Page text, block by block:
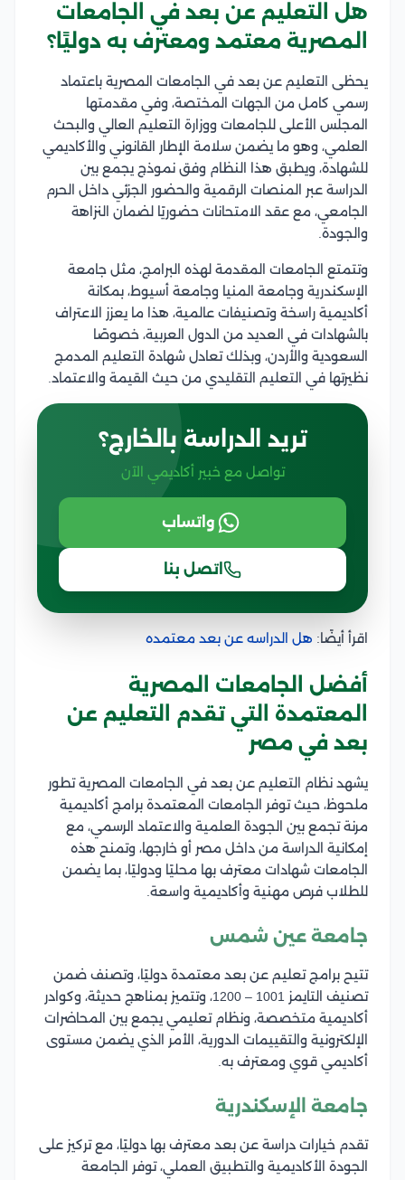
هل التعليم عن بعد في الجامعات
المصرية معتمد ومعترف به دوليًا؟
يحظى التعليم عن بعد في الجامعات المصرية باعتماد
رسمي كامل من الجهات المختصة، وفي مقدمتها
المجلس الأعلى للجامعات ووزارة التعليم العالي والبحث
العلمي، وهو ما يضمن سلامة الإطار القانوني والأكاديمي
للشهادة، ويطبق هذا النظام وفق نموذج يجمع بين
الدراسة عبر المنصات الرقمية والحضور الجزئي داخل الحرم
الجامعي، مع عقد الامتحانات حضوريًا لضمان النزاهة
والجودة.
وتتمتع الجامعات المقدمة لهذه البرامج، مثل جامعة
الإسكندرية وجامعة المنيا وجامعة أسيوط، بمكانة
أكاديمية راسخة وتصنيفات عالمية، هذا ما يعزز الاعتراف
بالشهادات في العديد من الدول العربية، خصوصًا
السعودية والأردن، وبذلك تعادل شهادة التعليم المدمج
نظيرتها في التعليم التقليدي من حيث القيمة والاعتماد.
تريد الدراسة بالخارج؟
تواصل مع خبير أكاديمي الآن
واتساب
اتصل بنا
اقرأ أيضًا: هل الدراسه عن بعد معتمده
أفضل الجامعات المصرية
المعتمدة التي تقدم التعليم عن
بعد في مصر
يشهد نظام التعليم عن بعد في الجامعات المصرية تطور
ملحوظ، حيث توفر الجامعات المعتمدة برامج أكاديمية
مرنة تجمع بين الجودة العلمية والاعتماد الرسمي، مع
إمكانية الدراسة من داخل مصر أو خارجها، وتمنح هذه
الجامعات شهادات معترف بها محليًا ودوليًا، بما يضمن
للطلاب فرص مهنية وأكاديمية واسعة.
جامعة عين شمس
تتيح برامج تعليم عن بعد معتمدة دوليًا، وتصنف ضمن
تصنيف التايمز 1001 – 1200، وتتميز بمناهج حديثة، وكوادر
أكاديمية متخصصة، ونظام تعليمي يجمع بين المحاضرات
الإلكترونية والتقييمات الدورية، الأمر الذي يضمن مستوى
أكاديمي قوي ومعترف به.
جامعة الإسكندرية
تقدم خيارات دراسة عن بعد معترف بها دوليًا، مع تركيز على
الجودة الأكاديمية والتطبيق العملي، توفر الجامعة